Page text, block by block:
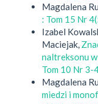
Magdalena
: Tom 15 Nr
Izabel
Maciejak,
naltreksonu
Tom 10 Nr 3-
Magdalena
miedzi i